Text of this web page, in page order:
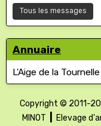
Tous les messages
Annuaire
L'Aige de la
Copyright © 2011-
MINOT
Elevage